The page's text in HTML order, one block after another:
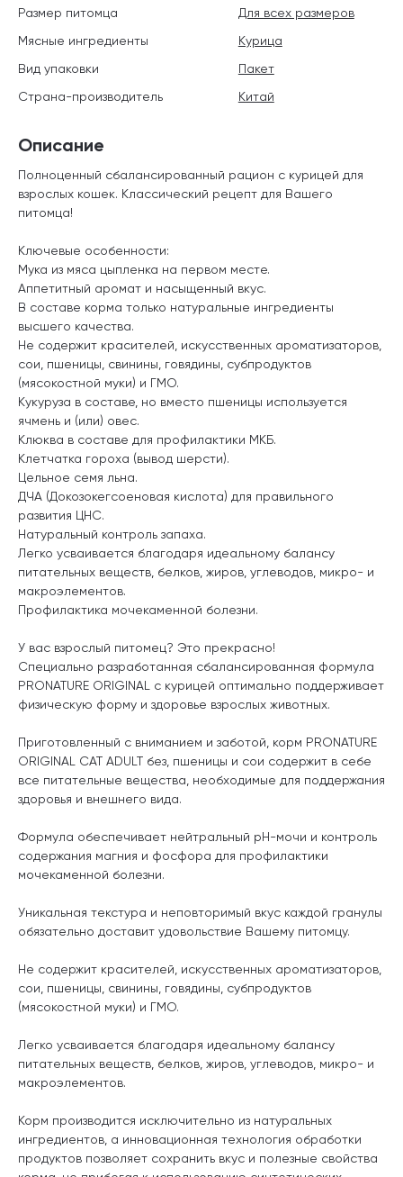
Описание
Полноценный сбалансированный рацион с курицей для
взрослых кошек. Классический рецепт для Вашего
питомца!
Ключевые особенности:
Мука из мяса цыпленка на первом месте.
Аппетитный аромат и насыщенный вкус.
В составе корма только натуральные ингредиенты
высшего качества.
Не содержит красителей, искусственных ароматизаторов,
сои, пшеницы, свинины, говядины, субпродуктов
(мясокостной муки) и ГМО.
Кукуруза в составе, но вместо пшеницы используется
ячмень и (или) овес.
Клюква в составе для профилактики МКБ.
Клетчатка гороха (вывод шерсти).
Цельное семя льна.
ДЧА (Докозокегсоеновая кислота) для правильного
развития ЦНС.
Натуральный контроль запаха.
Легко усваивается благодаря идеальному балансу
питательных веществ, белков, жиров, углеводов, микро- и
макроэлементов.
Профилактика мочекаменной болезни.
У вас взрослый питомец? Это прекрасно!
Специально разработанная сбалансированная формула
PRONATURE ORIGINAL с курицей оптимально поддерживает
физическую форму и здоровье взрослых животных.
Приготовленный с вниманием и заботой, корм PRONATURE
ORIGINAL CAT ADULT без, пшеницы и сои содержит в себе
все питательные вещества, необходимые для поддержания
здоровья и внешнего вида.
Формула обеспечивает нейтральный рН-мочи и контроль
содержания магния и фосфора для профилактики
мочекаменной болезни.
Уникальная текстура и неповторимый вкус каждой гранулы
обязательно доставит удовольствие Вашему питомцу.
Не содержит красителей, искусственных ароматизаторов,
сои, пшеницы, свинины, говядины, субпродуктов
(мясокостной муки) и ГМО.
Легко усваивается благодаря идеальному балансу
питательных веществ, белков, жиров, углеводов, микро- и
макроэлементов.
Корм производится исключительно из натуральных
ингредиентов, а инновационная технология обработки
продуктов позволяет сохранить вкус и полезные свойства
Размер питомца
Для всех размеров
Мясные ингредиенты
Курица
Вид упаковки
Пакет
Страна-производитель
Китай